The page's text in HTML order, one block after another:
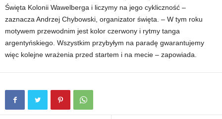
Święta Kolonii Wawelberga i liczymy na jego cykliczność –
zaznacza Andrzej Chybowski, organizator święta. – W tym roku
motywem przewodnim jest kolor czerwony i rytmy tanga
argentyńskiego. Wszystkim przybyłym na paradę gwarantujemy
więc kolejne wrażenia przed startem i na mecie – zapowiada.